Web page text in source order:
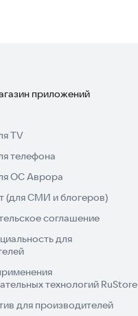
приложений
TV
телефона
ОС Аврора
(для СМИ и блогеров)
соглашение
для
технологий RuStore
для производителей